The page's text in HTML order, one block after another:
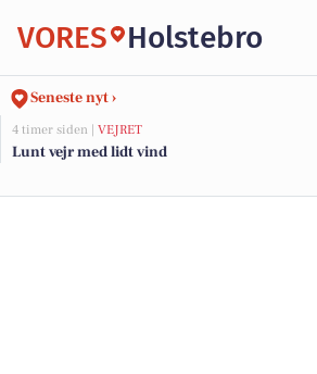
VORES Holstebro
Seneste nyt ›
4 timer siden | VEJRET
Lunt vejr med lidt vind